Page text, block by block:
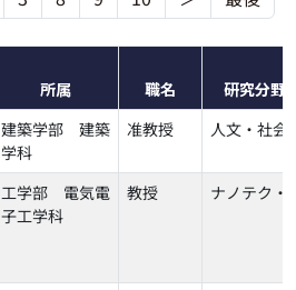
所属 職名
研究分野
建築学部 建築
学科
准教授 人文・社会
工学部 電気電
子工学科
教授 ナノテク・